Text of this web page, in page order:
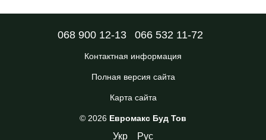
068 900 12-13 066 532 11-72
Контактная информация
Полная версия сайта
Карта сайта
© 2026 Евромакс Буд Тов
Укр Рус